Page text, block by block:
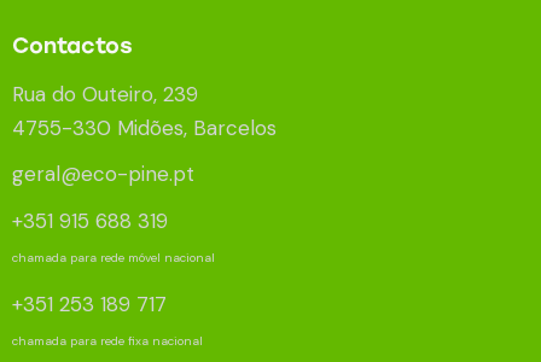
Contactos
Rua do Outeiro, 239
4755-330 Midões, Barcelos
geral@eco-pine.pt
+351 915 688 319
chamada para rede móvel nacional
+351 253 189 717
chamada para rede fixa nacional